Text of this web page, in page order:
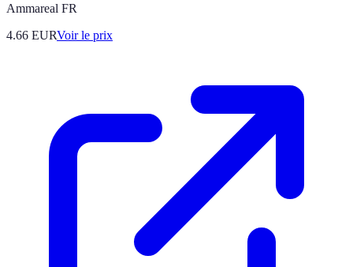
Ammareal FR
4.66 EURVoir le prix